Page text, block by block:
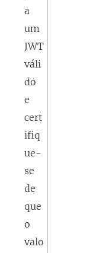
e
e
o
a
n
l
a
um
JWT
váli
do
e
cert
ifiq
ue-
se
de
que
o
valo